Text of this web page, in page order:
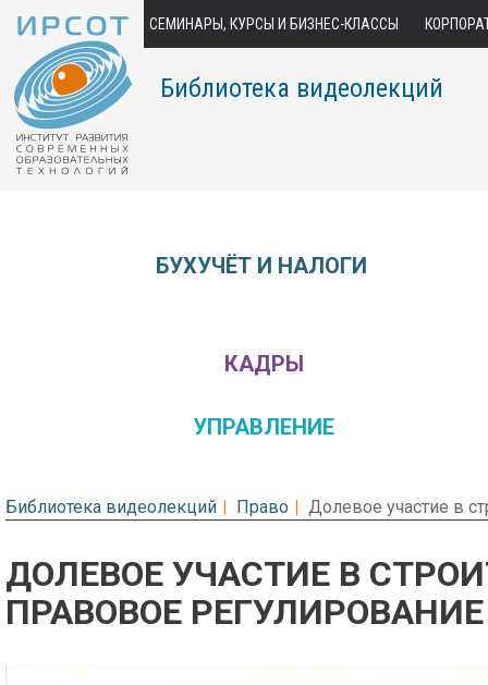
СЕМИНАРЫ, КУРСЫ И БИЗНЕС-КЛАССЫ
Библиотека видеолекций
БУХУЧЁТ И НАЛОГИ
КАДРЫ
УПРАВЛЕНИЕ
Библиотека видеолекций Право Долевое участие в
ДОЛЕВОЕ УЧАСТИЕ В
ПРАВОВОЕ РЕГУЛИРОВАНИЕ